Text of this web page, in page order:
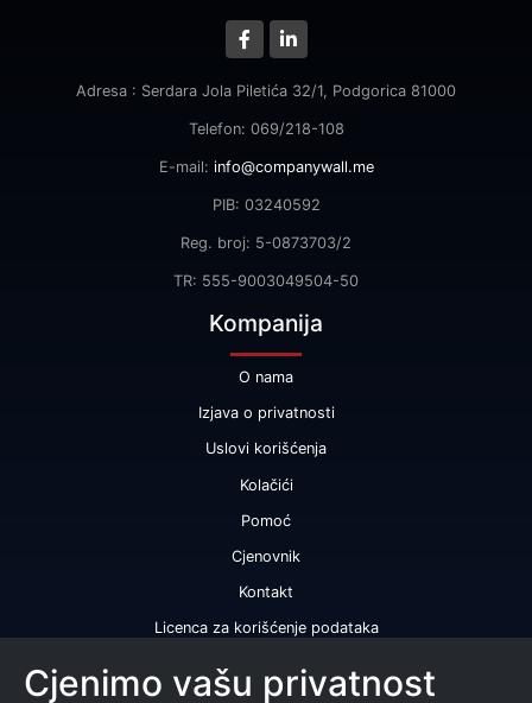
Adresa : Serdara Jola Piletića 32/1, Podgorica 81000
Telefon: 069/218-108
E-mail: info@companywall.me
PIB: 03240592
Reg. broj: 5-0873703/2
TR: 555-9003049504-50
Kompanija
O nama
Izjava o privatnosti
Uslovi korišćenja
Kolačići
Pomoć
Cjenovnik
Kontakt
Licenca za korišćenje podataka
Naše usluge
Cjenimo vašu privatnost